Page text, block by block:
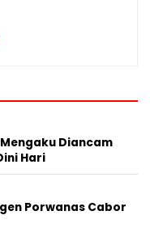
Diancam
Hari
Porwanas Cabor